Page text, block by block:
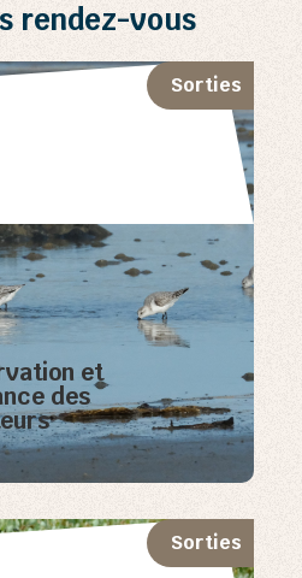
rendez-vous
Sorties
et
des
Sorties